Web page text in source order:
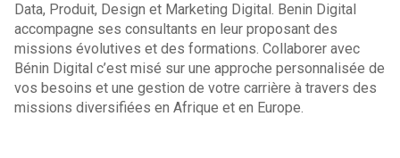
Data, Produit, Design et Marketing Digital. Benin Digital
accompagne ses consultants en leur proposant des
missions évolutives et des formations. Collaborer avec
Bénin Digital c’est misé sur une approche personnalisée de
vos besoins et une gestion de votre carrière à travers des
missions diversifiées en Afrique et en Europe.